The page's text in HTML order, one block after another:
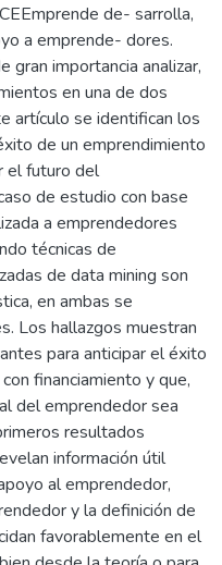
de- sarrolla,
a emprende- dores.
gran importancia analizar,
en una de dos
artículo se identifican los
de un emprendimiento
el futuro del
de estudio con base
a emprendedores
técnicas de
de data mining son
en ambas se
Los hallazgos muestran
para anticipar el éxito
financiamiento y que,
del emprendedor sea
resultados
información útil
al emprendedor,
y la definición de
favorablemente en el